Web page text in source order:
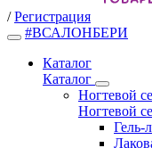
/ Регистрация
#ВСАЛОНБЕРИ
Каталог
Каталог
Ногтевой
Ногтевой
Гель-